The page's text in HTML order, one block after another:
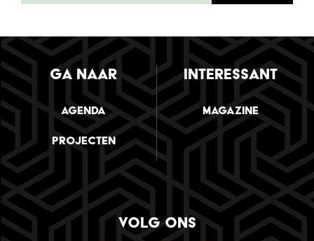
GA NAAR
Agenda
Projecten
INTERESSANT
Magazine
VOLG ONS